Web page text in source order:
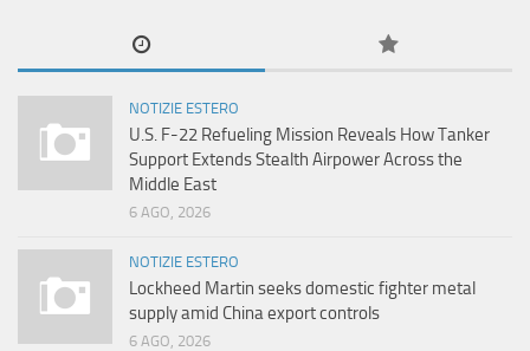
NOTIZIE ESTERO
U.S. F-22 Refueling Mission Reveals How Tanker
Support Extends Stealth Airpower Across the
Middle East
6 AGO, 2026
NOTIZIE ESTERO
Lockheed Martin seeks domestic fighter metal
supply amid China export controls
6 AGO, 2026